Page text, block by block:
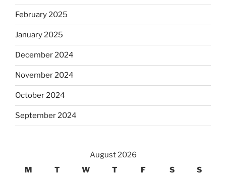
February 2025
January 2025
December 2024
November 2024
October 2024
September 2024
August 2026
M
T W T F S S